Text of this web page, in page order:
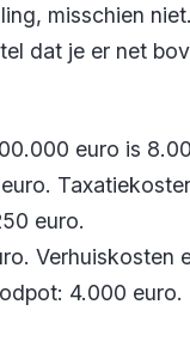
misschien
dat je er net
euro is
euro.
Verhuiskosten
4.000 euro.